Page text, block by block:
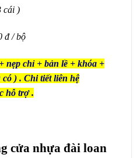
cái )
đ / bộ
nẹp chỉ + bản lề + khóa +
) . Chi tiết liên hệ
hỗ trợ .
cửa nhựa đài loan